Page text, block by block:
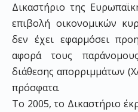
Δικαστήριο της
επιβολή οικονομικών
δεν έχει εφαρμόσει
αφορά τους
διάθεσης απορριμμάτων
πρόσφατα.
Το 2005, το Δικαστήριο